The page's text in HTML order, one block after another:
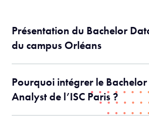
Présentation du Bachelor
du campus Orléans
Pourquoi intégrer le
Analyst de l’ISC Paris ?